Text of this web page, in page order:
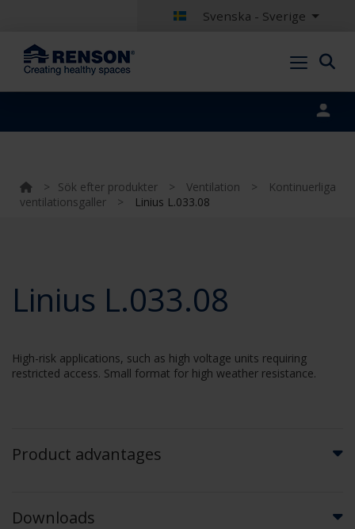
Svenska - Sverige
> Sök efter produkter > Ventilation >
Kontinuerliga
ventilationsgaller
> Linius L.033.08
Linius L.033.08
High-risk applications, such as high voltage units requiring
restricted access. Small format for high weather resistance.
Product advantages
Downloads